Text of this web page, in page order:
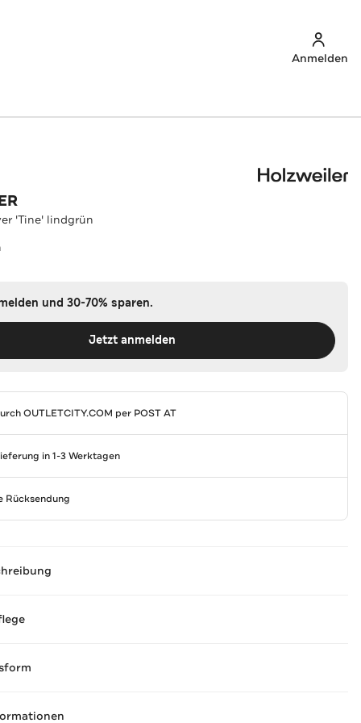
Anmelden
'Tine' lindgrün
und 30-70% sparen.
Jetzt anmelden
OUTLETCITY.COM per POST AT
in 1-3 Werktagen
Rücksendung